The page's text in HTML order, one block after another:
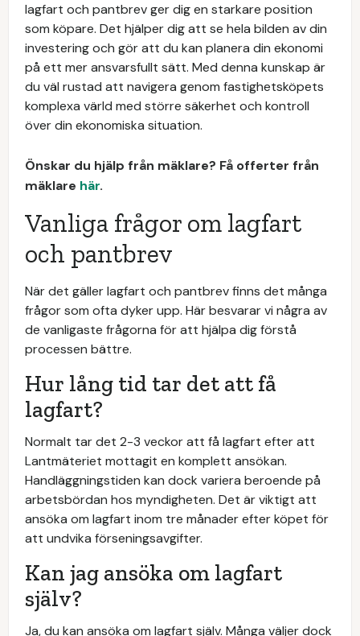
lagfart och pantbrev ger dig en starkare position
som köpare. Det hjälper dig att se hela bilden av din
investering och gör att du kan planera din ekonomi
på ett mer ansvarsfullt sätt. Med denna kunskap är
du väl rustad att navigera genom fastighetsköpets
komplexa värld med större säkerhet och kontroll
över din ekonomiska situation.
Önskar du hjälp från mäklare? Få offerter från
mäklare här.
Vanliga frågor om lagfart
och pantbrev
När det gäller lagfart och pantbrev finns det många
frågor som ofta dyker upp. Här besvarar vi några av
de vanligaste frågorna för att hjälpa dig förstå
processen bättre.
Hur lång tid tar det att få
lagfart?
Normalt tar det 2-3 veckor att få lagfart efter att
Lantmäteriet mottagit en komplett ansökan.
Handläggningstiden kan dock variera beroende på
arbetsbördan hos myndigheten. Det är viktigt att
ansöka om lagfart inom tre månader efter köpet för
att undvika förseningsavgifter.
Kan jag ansöka om lagfart
själv?
Ja, du kan ansöka om lagfart själv. Många väljer dock